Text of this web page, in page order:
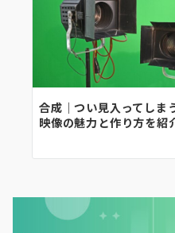
合成｜つい見入ってし
映像の魅力と作り方を紹